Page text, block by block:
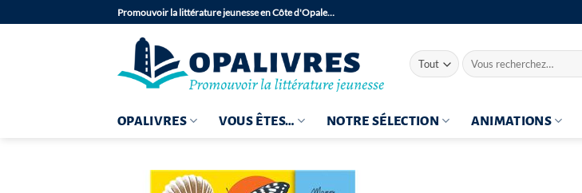
au
Promouvoir la littérature jeunesse en Côte d'Opale…
Recherche
pour :
OPALIVRES VOUS ÊTES… NOTRE SÉLECTION ANIMATIONS